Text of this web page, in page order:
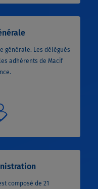
générale. Les délégués
adhérents de Macif
composé de 21